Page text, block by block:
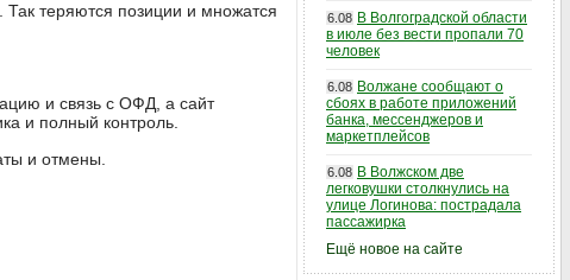
теряются позиции и множатся
и связь с ОФД, а сайт
и полный контроль.
и отмены.
6.08 В Волгоградской области
в июле без вести пропали 70
человек
6.08 Волжане сообщают о
сбоях в работе приложений
банка, мессенджеров и
маркетплейсов
6.08 В Волжском две
легковушки столкнулись на
улице Логинова: пострадала
пассажирка
Ещё новое на сайте